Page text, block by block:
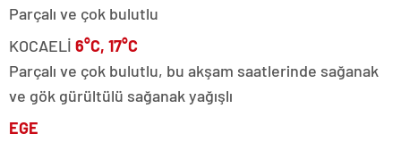
Parçalı ve çok bulutlu
KOCAELİ 6°C, 17°C
Parçalı ve çok bulutlu, bu akşam saatlerinde sağanak
ve gök gürültülü sağanak yağışlı
EGE